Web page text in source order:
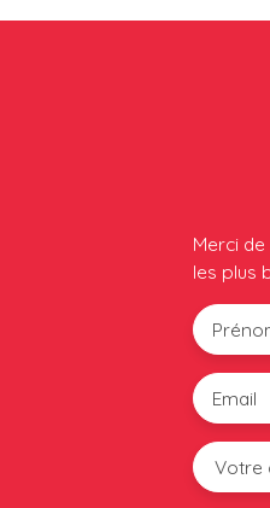
Merci
les plus
Email
Votre